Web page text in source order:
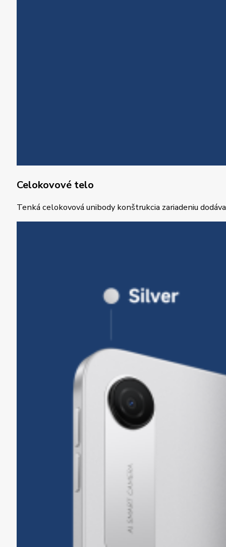
Celokovové telo
Tenká celokovová unibody konštrukcia zariadeniu